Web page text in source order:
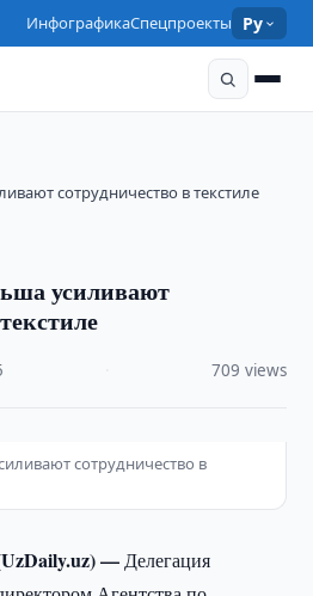
ИнфографикаСпецпроекты Ру
сотрудничество в текстиле
усиливают
709 views
сотрудничество в
—Делегация